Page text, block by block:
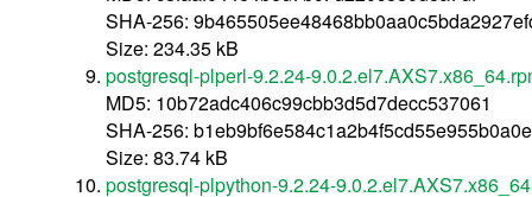
SHA-256:
Size: 234.35 kB
postgresql-plperl-9.2.24-
MD5: 10b72adc406c99cbb3d5d7decc537061
SHA-256:
Size: 83.74 kB
postgresql-plpython-9.2.24-